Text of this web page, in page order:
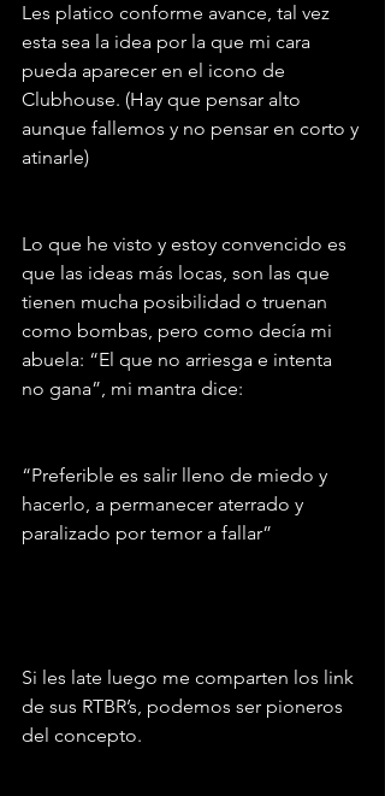
Les platico conforme avance, tal vez
esta sea la idea por la que mi cara
pueda aparecer en el icono de
Clubhouse. (Hay que pensar alto
aunque fallemos y no pensar en corto y
atinarle)
Lo que he visto y estoy convencido es
que las ideas más locas, son las que
tienen mucha posibilidad o truenan
como bombas, pero como decía mi
abuela: “El que no arriesga e intenta
no gana”, mi mantra dice:
“Preferible es salir lleno de miedo y
hacerlo, a permanecer aterrado y
paralizado por temor a fallar”
Si les late luego me comparten los link
de sus RTBR’s, podemos ser pioneros
del concepto.